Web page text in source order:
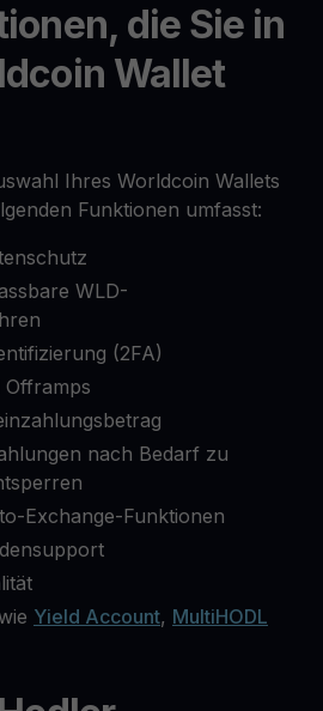
die Sie in
Wallet
Ihres Worldcoin Wallets
Funktionen umfasst:
WLD-
(2FA)
Offramps
nach Bedarf zu
Exchange-Funktionen
Yield Account, MultiHODL